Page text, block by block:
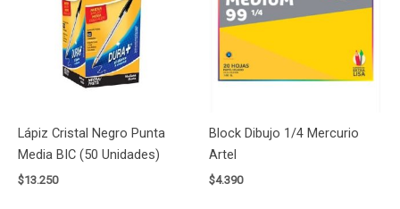
Lápiz Cristal Negro Punta
Media BIC (50 Unidades)
$13.250
Block Dibujo 1/4 Mercurio
Artel
$4.390